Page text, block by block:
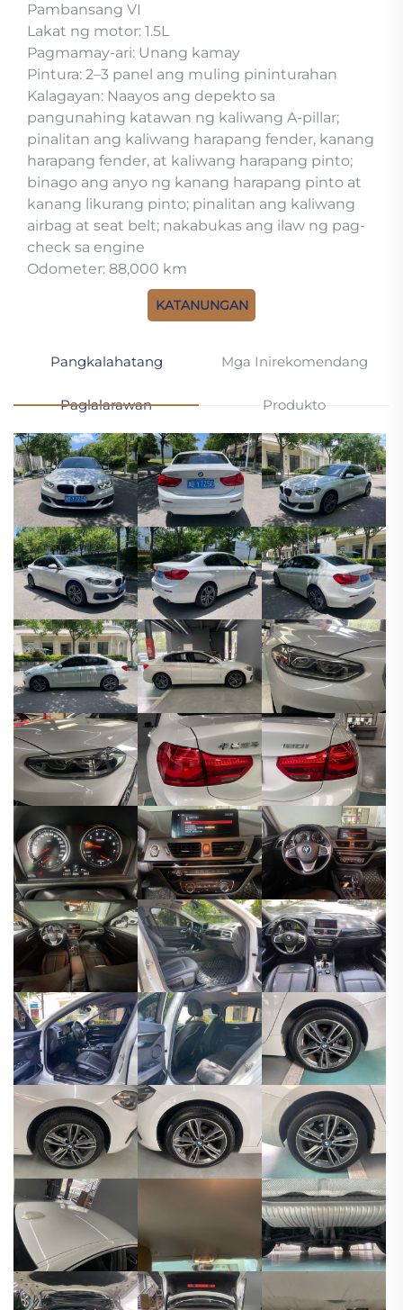
Pambansang VI
Lakat ng motor: 1.5L
Pagmamay-ari: Unang kamay
Pintura: 2–3 panel ang muling pininturahan
Kalagayan: Naayos ang depekto sa
pangunahing katawan ng kaliwang A-pillar;
pinalitan ang kaliwang harapang fender, kanang
harapang fender, at kaliwang harapang pinto;
binago ang anyo ng kanang harapang pinto at
kanang likurang pinto; pinalitan ang kaliwang
airbag at seat belt; nakabukas ang ilaw ng pag-
check sa engine
Odometer: 88,000 km
KATANUNGAN
Pangkalahatang
Paglalarawan
Mga Inirekomendang
Produkto